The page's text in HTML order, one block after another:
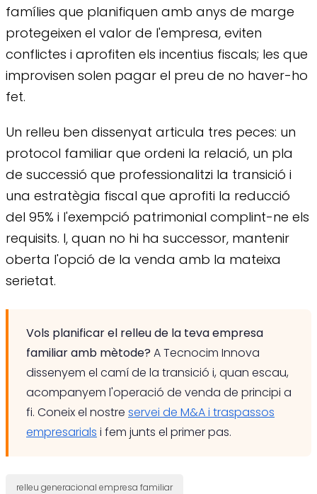
famílies que planifiquen amb anys de marge
protegeixen el valor de l'empresa, eviten
conflictes i aprofiten els incentius fiscals; les que
improvisen solen pagar el preu de no haver-ho
fet.
Un relleu ben dissenyat articula tres peces: un
protocol familiar que ordeni la relació, un pla
de successió que professionalitzi la transició i
una estratègia fiscal que aprofiti la reducció
del 95% i l'exempció patrimonial complint-ne els
requisits. I, quan no hi ha successor, mantenir
oberta l'opció de la venda amb la mateixa
serietat.
Vols planificar el relleu de la teva empresa
familiar amb mètode? A Tecnocim Innova
dissenyem el camí de la transició i, quan escau,
acompanyem l'operació de venda de principi a
fi. Coneix el nostre servei de M&A i traspassos
empresarials i fem junts el primer pas.
relleu generacional empresa familiar